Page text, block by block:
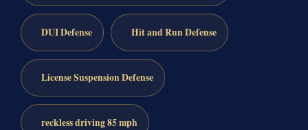
DUI Defense Hit and Run Defense
License Suspension Defense
reckless driving 85 mph